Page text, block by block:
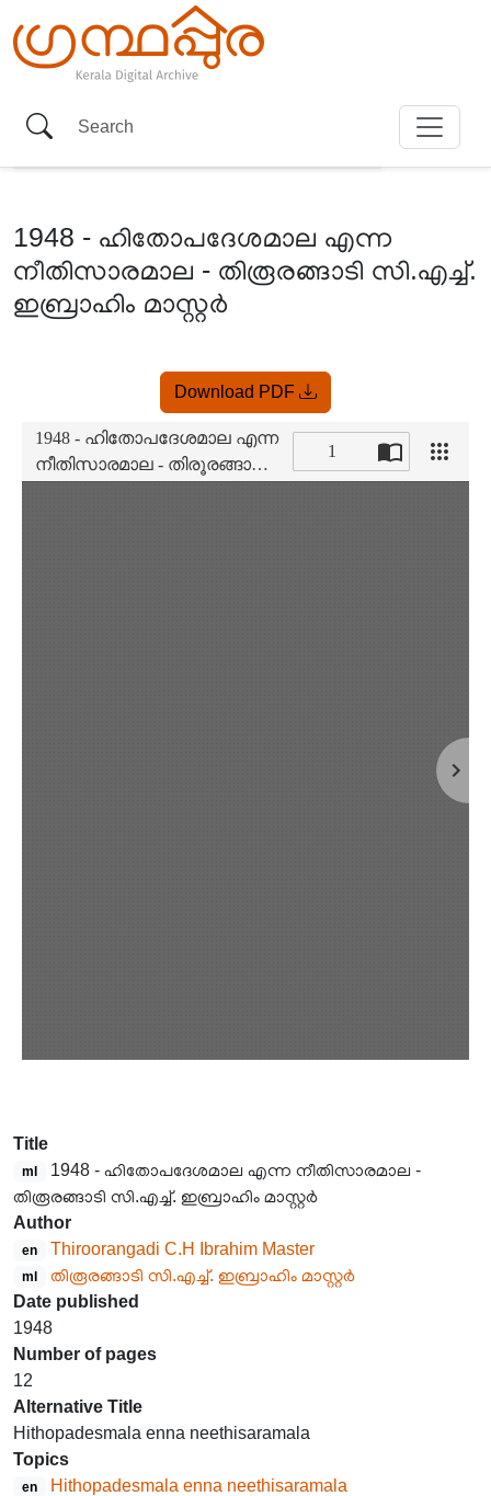
1948 - ഹിതോപദേശമാല എന്ന
നീതിസാരമാല - തിരൂരങ്ങാടി സി.എച്ച്.
ഇബ്രാഹിം മാസ്റ്റർ
Download PDF
Title
ml
1948 - ഹിതോപദേശമാല എന്ന നീതിസാരമാല -
തിരൂരങ്ങാടി സി.എച്ച്. ഇബ്രാഹിം മാസ്റ്റർ
Author
en Thiroorangadi C.H Ibrahim Master
ml
തിരൂരങ്ങാടി സി.എച്ച്. ഇബ്രാഹിം മാസ്റ്റർ
Date published
1948
Number of pages
12
Alternative Title
Hithopadesmala enna neethisaramala
Topics
en Hithopadesmala enna neethisaramala